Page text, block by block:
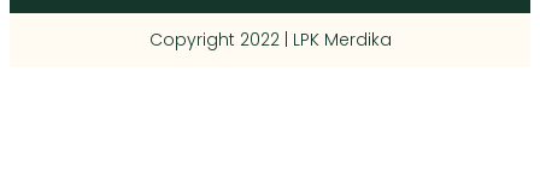
Copyright 2022 | LPK Merdika